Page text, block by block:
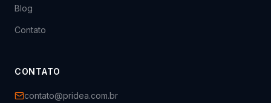
Blog
Contato
CONTATO
contato@pridea.com.br